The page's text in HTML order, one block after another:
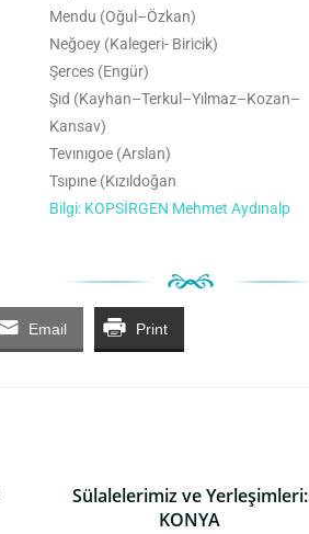
Mendu (Oğul–Özkan)
Neğoey (Kalegeri- Biricik)
Şerces (Engür)
Şıd (Kayhan–Terkul–Yılmaz–Kozan–
Kansav)
Tevınıgoe (Arslan)
Tsıpıne (Kızıldoğan
Bilgi: KOPSİRGEN Mehmet Aydınalp
Email Print
Sülalelerimiz ve Yerleşimleri:
KONYA